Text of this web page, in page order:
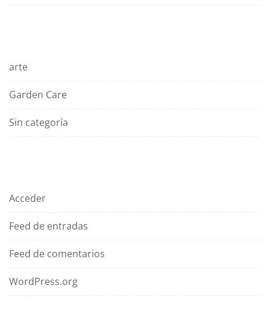
arte
Garden Care
Sin categoría
Acceder
Feed de entradas
Feed de comentarios
WordPress.org